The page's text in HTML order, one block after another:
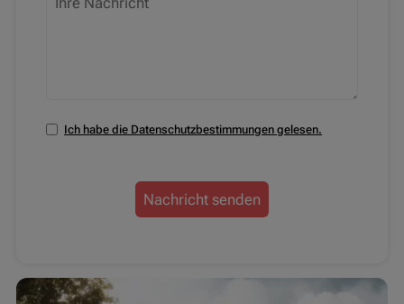
Ich habe die Datenschutzbestimmungen gelesen.
Nachricht senden